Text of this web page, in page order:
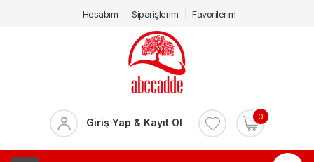
Hesabım Siparişlerim Favorilerim
Giriş Yap & Kayıt Ol 0